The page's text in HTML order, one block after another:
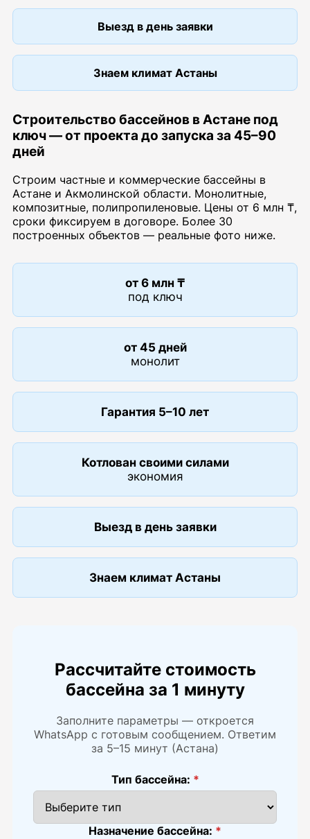
Выезд в день заявки
Знаем климат Астаны
Строительство бассейнов в Астане под
ключ — от проекта до запуска за 45–90
дней
Строим частные и коммерческие бассейны в
Астане и Акмолинской области. Монолитные,
композитные, полипропиленовые. Цены от 6 млн ₸,
сроки фиксируем в договоре. Более 30
построенных объектов — реальные фото ниже.
от 6 млн ₸
под ключ
от 45 дней
монолит
Гарантия 5–10 лет
Котлован своими силами
экономия
Выезд в день заявки
Знаем климат Астаны
Рассчитайте стоимость
бассейна за 1 минуту
Заполните параметры — откроется
WhatsApp с готовым сообщением. Ответим
за 5–15 минут (Астана)
Тип бассейна: *
Назначение бассейна: *